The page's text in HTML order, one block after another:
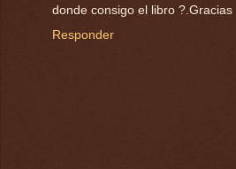
donde consigo el libro ?.Gracias
Responder